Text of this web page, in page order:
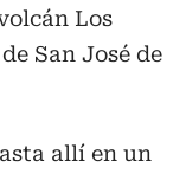
Los
San José de
allí en un